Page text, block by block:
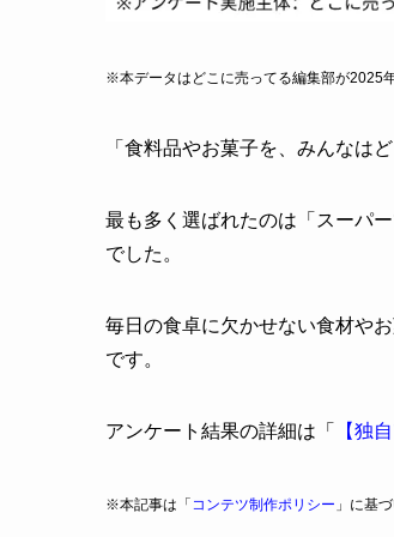
※本データはどこに売ってる編集部が2025
「食料品やお菓子を、みんなは
最も多く選ばれたのは「スーパ
でした。
毎日の食卓に欠かせない食材や
です。
アンケート結果の詳細は「 【独
※本記事は「 コンテツ制作ポリシー 」に基